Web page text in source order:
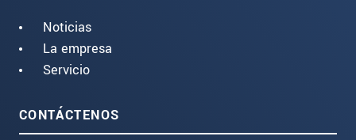
Noticias
La empresa
Servicio
CONTÁCTENOS